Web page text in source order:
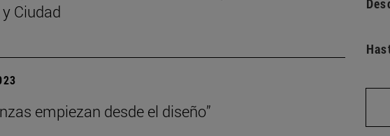
Ciudad
empiezan desde el diseño”